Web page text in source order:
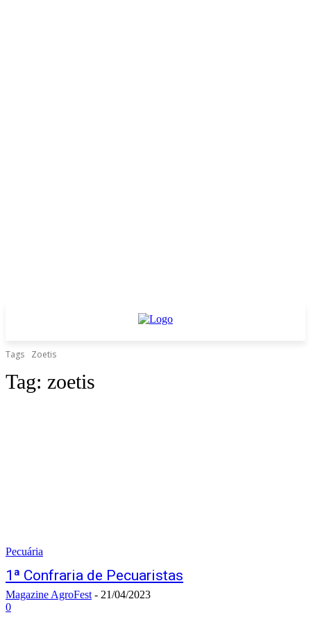
Tags Zoetis
Tag: zoetis
Pecuária
1ª Confraria de Pecuaristas
Magazine AgroFest - 21/04/2023
0